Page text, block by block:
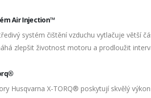
Air Injection™
systém čištění vzduchu vytlačuje větší
zlepšit životnost motoru a prodloužit
Husqvarna X-TORQ® poskytují skvělý